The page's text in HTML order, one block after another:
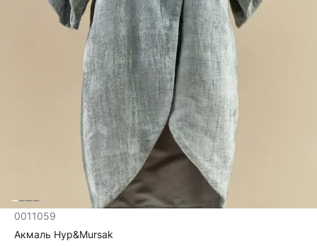
0011059
Акмаль Нур&Mursak